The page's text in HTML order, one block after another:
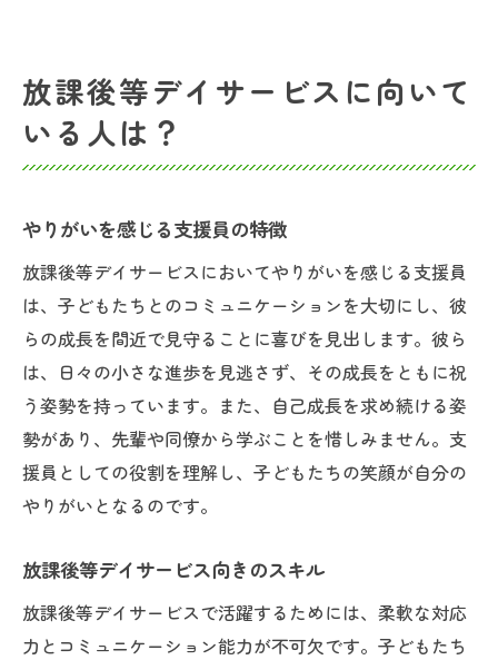
放課後等デイサービスに向いて
いる人は？
やりがいを感じる支援員の特徴
放課後等デイサービスにおいてやりがいを感じる支援員
は、子どもたちとのコミュニケーションを大切にし、彼
らの成長を間近で見守ることに喜びを見出します。彼ら
は、日々の小さな進歩を見逃さず、その成長をともに祝
う姿勢を持っています。また、自己成長を求め続ける姿
勢があり、先輩や同僚から学ぶことを惜しみません。支
援員としての役割を理解し、子どもたちの笑顔が自分の
やりがいとなるのです。
放課後等デイサービス向きのスキル
放課後等デイサービスで活躍するためには、柔軟な対応
力とコミュニケーション能力が不可欠です。子どもたち